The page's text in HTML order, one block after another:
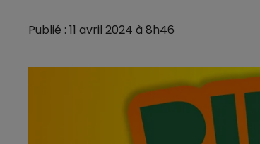
Publié : 11 avril 2024 à 8h46